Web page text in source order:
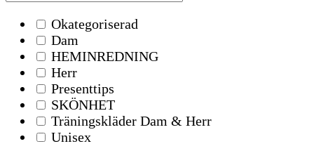
Okategoriserad
Dam
HEMINREDNING
Herr
Presenttips
SKÖNHET
Träningskläder Dam & Herr
Unisex